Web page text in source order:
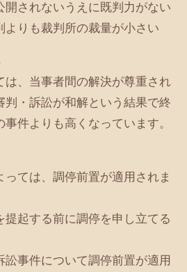
いうえに既判力がない
よりも裁判所の裁量が小さい
は、当事者間の解決が尊重され
判・訴訟が和解という結果で終
件よりも高くなっています。
ては、調停前置が適用されま
提起する前に調停を申し立てる
事件について調停前置が適用